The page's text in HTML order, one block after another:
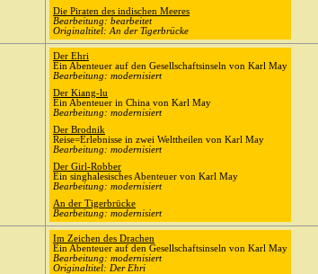
Die Piraten des indischen Meeres
Bearbeitung: bearbeitet
Originaltitel: An der Tigerbrücke
Der Ehri
Ein Abenteuer auf den Gesellschaftsinseln von Karl May
Bearbeitung: modernisiert
Der Kiang-lu
Ein Abenteuer in China von Karl May
Bearbeitung: modernisiert
Der Brodnik
Reise=Erlebnisse in zwei Welttheilen von Karl May
Bearbeitung: modernisiert
Der Girl-Robber
Ein singhalesisches Abenteuer von Karl May
Bearbeitung: modernisiert
An der Tigerbrücke
Bearbeitung: modernisiert
Im Zeichen des Drachen
Ein Abenteuer auf den Gesellschaftsinseln von Karl May
Bearbeitung: modernisiert
Originaltitel: Der Ehri